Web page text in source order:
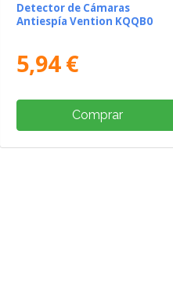
Detector de Cámaras
Antiespía Vention KQQB0
5,94 €
Comprar